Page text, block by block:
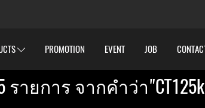
PROMOTION EVENT JOB
ายการ จากคำว่า